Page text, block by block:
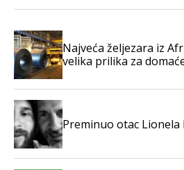
Najveća željezara iz
velika prilika za
Preminuo otac Lionela